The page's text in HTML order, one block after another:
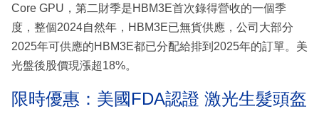
Core GPU，第二財季是HBM3E首次錄得營收的一個季
度，整個2024自然年，HBM3E已無貨供應，公司大部分
2025年可供應的HBM3E都已分配給排到2025年的訂單。美
光盤後股價現漲超18%。
限時優惠：美國FDA認證 激光生髮頭盔